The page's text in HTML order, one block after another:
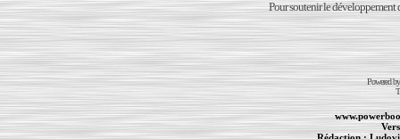
Pour soutenir le développement
Powered